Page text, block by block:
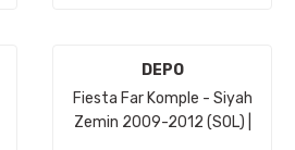
DEPO
Fiesta Far Komple - Siyah
Zemin 2009-2012 (SOL) |